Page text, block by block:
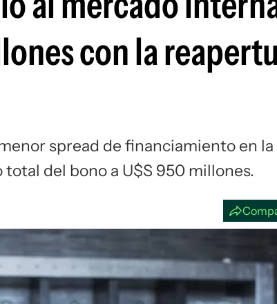
con la
spread de financiamiento en
del bono a U$S 950 millones.